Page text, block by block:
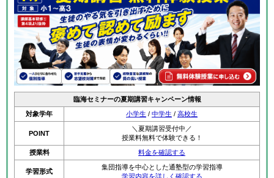
臨海セミナーの夏期講習キャンペーン情報
対象学年
小学生 / 中学生 / 高校生
POINT
＼夏期講習受付中／
授業料無料で体験できる！
授業料
料金を確認する
学習形式
集団指導を中心とした通塾型の学習指導
学習内容を詳しく確認する